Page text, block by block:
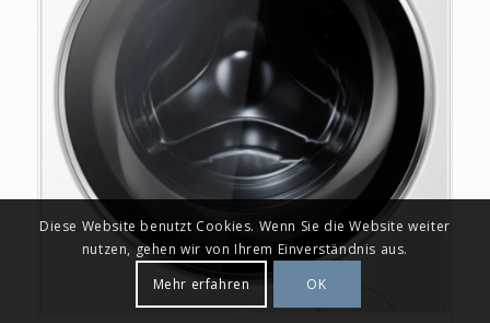
Diese Website benutzt Cookies. Wenn Sie die Website weiter
nutzen, gehen wir von Ihrem Einverständnis aus.
Mehr erfahren
OK